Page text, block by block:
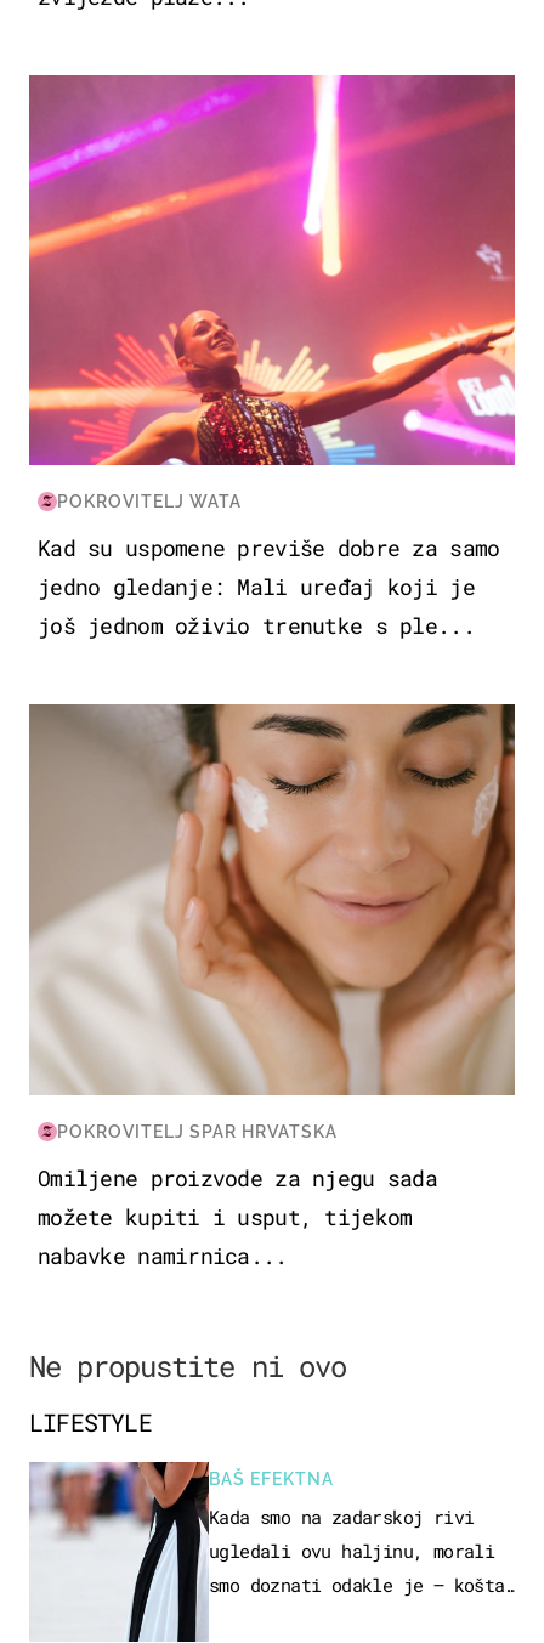
KULTURA & ZABAVA
POKROVITELJ WATA
Kad su uspomene previše dobre za samo
jedno gledanje: Mali uređaj koji je
još jednom oživio trenutke s ple...
MODA & LJEPOTA
POKROVITELJ SPAR HRVATSKA
Omiljene proizvode za njegu sada
možete kupiti i usput, tijekom
nabavke namirnica...
Ne propustite ni ovo
LIFESTYLE
BAŠ EFEKTNA
Kada smo na zadarskoj rivi
ugledali ovu haljinu, morali
smo doznati odakle je – košta